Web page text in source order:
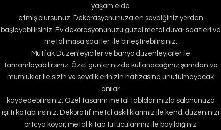
yaşam elde
etmiş olursunuz. Dekorasyonunuza en sevdiğiniz yerden
başlayabilirsiniz. Ev dekorasyonunuzu güzel metal duvar saatleri ve
metal masa saatleri ile birleştirebilirsiniz.
Mutfak Düzenleyiciler ve banyo düzenleyiciler ile
tamamlayabilirsiniz. Özel günlerinizde kullanacağınız şamdan ve
mumluklar ile sizin ve sevdiklerinizin hafızasına unutulmayacak
anılar
kaydedebilirsiniz. Özel tasarım metal tablolarımızla salonunuza
ışıltı katabilirsiniz. Dekoratif metal askılıklarımız ile kendi düzeninizi
ortaya koyar, metal kitap tutucularımız ile bayıldığınız